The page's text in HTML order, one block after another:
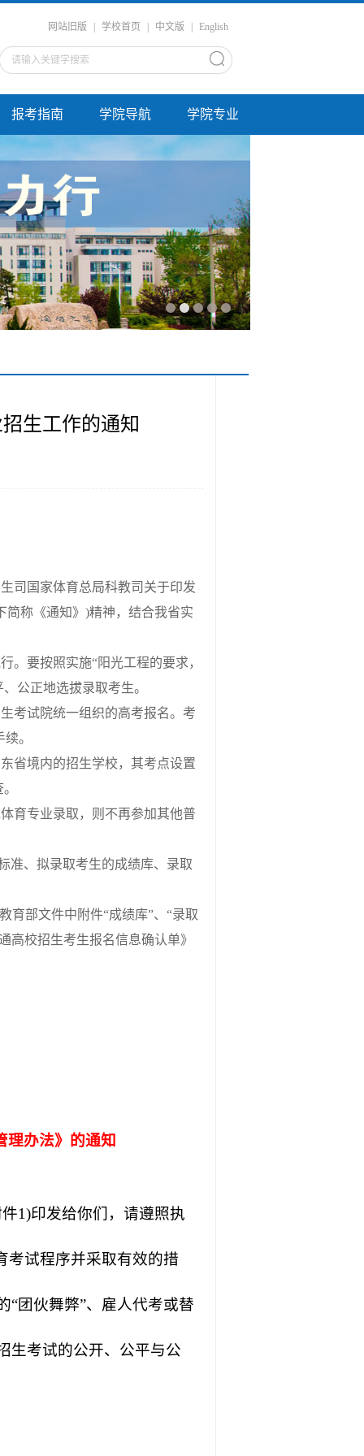
网站旧版 学校首页 中文版 English
报考指南 学院导航 学院专业
生工作的通知
司国家体育总局科教司关于印发
简称《通知》)精神，结合我省实
要按照实施“阳光工程的要求，
公正地选拔录取考生。
试院统一组织的高考报名。考
。
境内的招生学校，其考点设置
育专业录取，则不再参加其他普
、拟录取考生的成绩库、录取
部文件中附件“成绩库”、“录取
高校招生考生报名信息确认单》
理办法》的通知
1)印发给你们，请遵照执
考试程序并采取有效的措
“团伙舞弊”、雇人代考或替
生考试的公开、公平与公